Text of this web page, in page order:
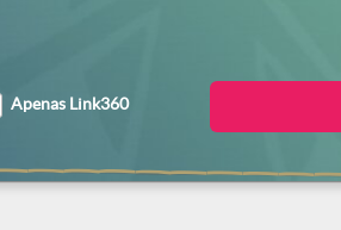
Apenas Link360